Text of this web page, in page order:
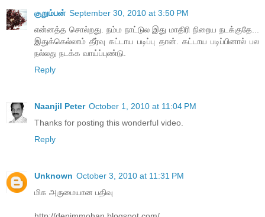
குறும்பன் September 30, 2010 at 3:50 PM
என்னத்த சொல்றது. நம்ம நாட்டுல இது மாதிரி நிறைய நடக்குதே...
இதுக்கெல்லாம் தீர்வு கட்டாய படிப்பு தான். கட்டாய படிப்பினால் பல
நல்லது நடக்க வாய்ப்புண்டு.
Reply
Naanjil Peter October 1, 2010 at 11:04 PM
Thanks for posting this wonderful video.
Reply
Unknown October 3, 2010 at 11:31 PM
மிக அருமையான பதிவு